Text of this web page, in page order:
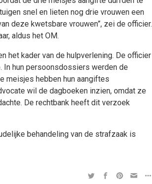
snel en lieten nog drie vrouwen een
deze kwetsbare vrouwen”, zei de officier.
aldus het OM.
het kader van de hulpverlening. De officier
In hun persoonsdossiers werden de
meisjes hebben hun aangiftes
wil de dagboeken inzien, omdat ze
De rechtbank heeft dit verzoek
behandeling van de strafzaak is